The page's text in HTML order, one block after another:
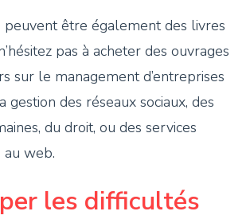
peuvent être également des livres
pas à acheter des ouvrages
sur le management d’entreprises
gestion des réseaux sociaux, des
du droit, ou des services
au web.
les difficultés